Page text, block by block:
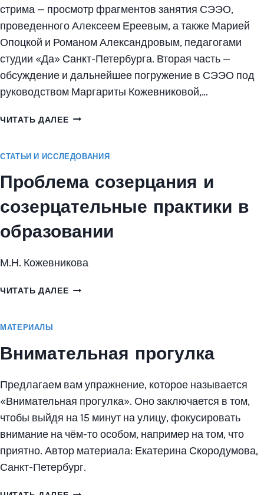
стрима — просмотр фрагментов занятия СЭЭО,
проведенного Алексеем Ереевым, а также Марией
Опоцкой и Романом Александровым, педагогами
студии «Да» Санкт-Петербурга. Вторая часть —
обсуждение и дальнейшее погружение в СЭЭО под
руководством Маргариты Кожевниковой,…
ЧИТАТЬ ДАЛЕЕСТРИМ
СЭЭО:
И
СТАТЬИ И ИССЛЕДОВАНИЯ
Проблема созерцания и
созерцательные практики в
образовании
М.Н. Кожевникова
ЧИТАТЬ ДАЛЕЕПРОБЛЕМА
В
МАТЕРИАЛЫ
Внимательная прогулка
Предлагаем вам упражнение, которое называется
«Внимательная прогулка». Оно заключается в том,
чтобы выйдя на 15 минут на улицу, фокусировать
внимание на чём-то особом, например на том, что
приятно. Автор материала: Екатерина Скородумова,
Санкт-Петербург.
ВНИМАТЕЛЬНАЯ